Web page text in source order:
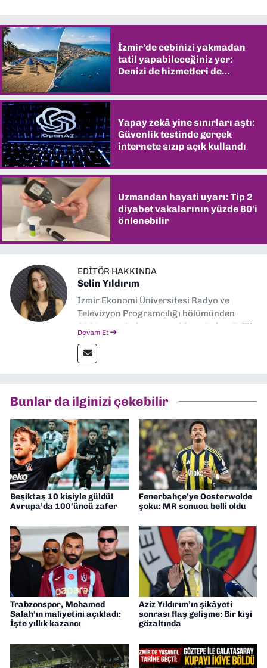
İzmir’de cebinizi yakmadan
tatil yapabileceğiniz yer:
Denizi de hizmetleri de
Yapay zekâ yine sınırları aştı:
Güvenlik testinde gerçek
internete sızıp açık kullandı
Uzmandan hayati uyarı: Tip 2
diyabet vakalarının yüzde 80'i
önlenebilir
EDITÖR HAKKINDA
Selin Yıldırım
İzmir Ekonomi Üniversitesi Radyo ve
Televizyon Programcılığı bölümünden
2024 senesinde mezun oldum. Dokuz Eylül
editörlük görevini de üstleniyorum.
Devam Et
Bunlar da ilginizi çekebilir
Beşiktaş 10 kişiyle güldü!
Avrupa’da 100’üncü zafer
Fenerbahçe’ye Oosterwolde
şoku: MR sonucu belli oldu
Trabzonspor, Mohamed
Salah’ın maliyetini açıkladı:
İşte yıllık kazancı
Aziz Yıldırım’ın şikâyeti
sonrası flaş gelişme: Bir kişi
gözaltında